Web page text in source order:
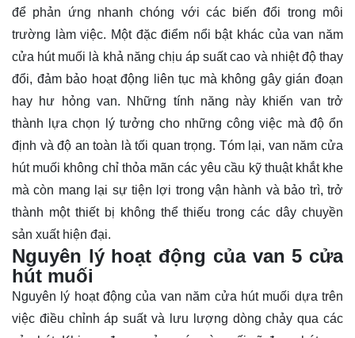
để phản ứng nhanh chóng với các biến đổi trong môi
trường làm việc. Một đặc điểm nổi bật khác của van năm
cửa hút muối là khả năng chịu áp suất cao và nhiệt độ thay
đổi, đảm bảo hoạt động liên tục mà không gây gián đoạn
hay hư hỏng van. Những tính năng này khiến van trở
thành lựa chọn lý tưởng cho những công việc mà độ ổn
định và độ an toàn là tối quan trọng. Tóm lại, van năm cửa
hút muối không chỉ thỏa mãn các yêu cầu kỹ thuật khắt khe
mà còn mang lại sự tiện lợi trong vận hành và bảo trì, trở
thành một thiết bị không thể thiếu trong các dây chuyền
sản xuất hiện đại.
Nguyên lý hoạt động của van 5 cửa
hút muối
Nguyên lý hoạt động của van năm cửa hút muối dựa trên
việc điều chỉnh áp suất và lưu lượng dòng chảy qua các